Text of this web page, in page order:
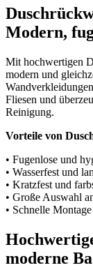
Modern,
Mit hochwertigen
modern und
Fliesen und
Reinigung.
Vorteile von
• Fugenlose und
• Wasserfest und
• Kratzfest und
• Große Auswahl
• Schnelle
moderne